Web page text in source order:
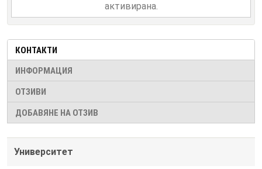
активирана.
КОНТАКТИ
ИНФОРМАЦИЯ
ОТЗИВИ
ДОБАВЯНЕ НА ОТЗИВ
Университет